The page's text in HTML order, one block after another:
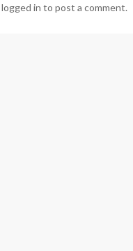
logged in to post a comment.